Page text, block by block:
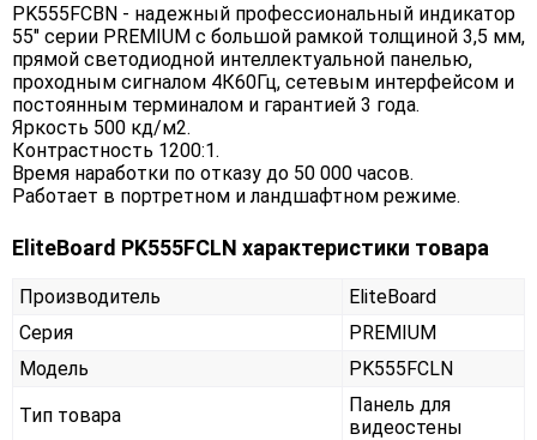
PK555FCBN - надежный профессиональный индикатор
55" серии PREMIUM с большой рамкой толщиной 3,5 мм,
прямой светодиодной интеллектуальной панелью,
проходным сигналом 4К60Гц, сетевым интерфейсом и
постоянным терминалом и гарантией 3 года.
Яркость 500 кд/м2.
Контрастность 1200:1.
Время наработки по отказу до 50 000 часов.
Работает в портретном и ландшафтном режиме.
EliteBoard PK555FCLN характеристики товара
Производитель
EliteBoard
Серия
PREMIUM
Модель
PK555FCLN
Тип товара
Панель для
видеостены